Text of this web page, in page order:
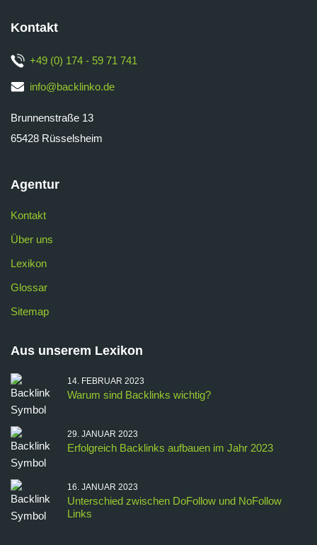
Kontakt
+49 (0) 174 - 59 71 741
info@backlinko.de
Brunnenstraße 13
65428 Rüsselsheim
Agentur
Kontakt
Über uns
Lexikon
Glossar
Sitemap
Aus unserem Lexikon
14. FEBRUAR 2023
Warum sind Backlinks wichtig?
29. JANUAR 2023
Erfolgreich Backlinks aufbauen im Jahr 2023
16. JANUAR 2023
Unterschied zwischen DoFollow und NoFollow
Links